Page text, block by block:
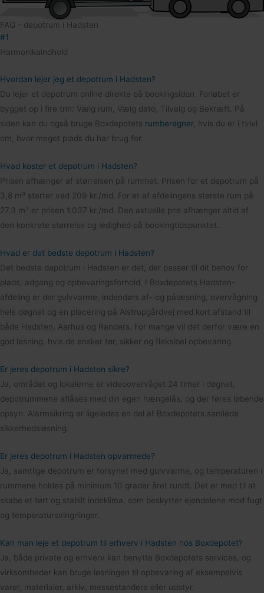
FAQ - depotrum i Hadsten
#1
Harmonikaindhold
Hvordan lejer jeg et depotrum i Hadsten?
Du lejer et depotrum online direkte på bookingsiden. Forløbet er
bygget op i fire trin: Vælg rum, Vælg dato, Tilvalg og Bekræft. På
siden kan du også bruge Boxdepotets rumberegner, hvis du er i tvivl
om, hvor meget plads du har brug for.
Hvad koster et depotrum i Hadsten?
Prisen afhænger af størrelsen på rummet. Prisen for et depotrum på
3,8 m³ starter ved 209 kr./md. For et af afdelingens største rum på
27,3 m³ er prisen 1.037 kr./md. Den aktuelle pris afhænger altid af
den konkrete størrelse og ledighed på bookingtidspunktet.
Hvad er det bedste depotrum i Hadsten?
Det bedste depotrum i Hadsten er det, der passer til dit behov for
plads, adgang og opbevaringsforhold. I Boxdepotets Hadsten-
afdeling er der gulvvarme, indendørs af- og pålæsning, overvågning
hele døgnet og en placering på Alstrupgårdvej med kort afstand til
både Hadsten, Aarhus og Randers. For mange vil det derfor være en
god løsning, hvis de ønsker tør, sikker og fleksibel opbevaring.
Er jeres depotrum i Hadsten sikre?
Ja, området og lokalerne er videoovervåget 24 timer i døgnet,
depotrummene aflåses med din egen hængelås, og der føres løbende
opsyn. Alarmsikring er ligeledes en del af Boxdepotets samlede
sikkerhedsløsning.
Er jeres depotrum i Hadsten opvarmede?
Ja, samtlige depotrum er forsynet med gulvvarme, og temperaturen i
rummene holdes på minimum 10 grader året rundt. Det er med til at
skabe et tørt og stabilt indeklima, som beskytter ejendelene mod fugt
og temperatursvingninger.
Kan man leje et depotrum til erhverv i Hadsten hos Boxdepotet?
Ja, både private og erhverv kan benytte Boxdepotets services, og
virksomheder kan bruge løsningen til opbevaring af eksempelvis
varer, materialer, arkiv, messestandere eller udstyr.